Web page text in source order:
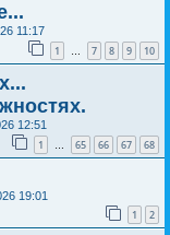
11:17
1 … 7 8 9 10
12:51
1 … 65 66 67 68
19:01
1 2